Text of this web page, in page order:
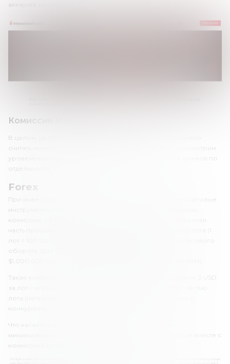
аккаунте после регистрации.
Комиссии Interactive Brokers
В целом, уровень комиссий «Интерактив Брокерс» можно
считать низким. Однако здесь есть важные нюансы. Рассмотрим
уровень комиссий брокера для некоторых классов активов по
отдельности.
Forex
При инвестициях в валютные пары, металлы и другие торговые
инструменты Forex, вы будете уплачивать фиксированную
комиссию по базисным пунктам. Базисный пункт – это сотая
часть процентного пункта. Она считается от торгового лота (1
лот = 100 000 единиц базовой валюты) и зависит от торгового
оборота. Для клиентов, чей оборот не превышает
$1,000,000,000, размер комиссии составит 2 USD (60 UAH).
Такая комиссия выгодна тем, кто торгует целыми лотами. 2 USD
за лот – это низкая комиссия, но если вы работаете с частью
лота (например, 0.1 лота), то эта ставка будет выше, чем у
конкурента.
Что касается спредов, Interactive Brokers предлагает
минимальный спред в размере 0.1 пункта. Он взимается вместе с
комиссией по базисным пунктам.